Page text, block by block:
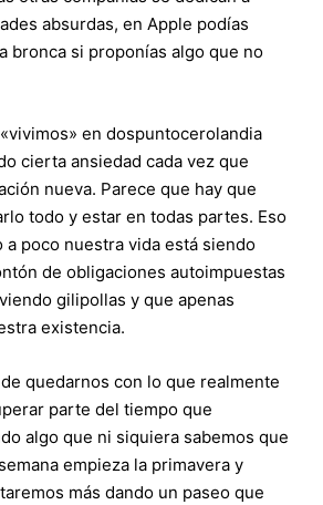
absurdas, en Apple podías
bronca si proponías algo que no
en dospuntocerolandia
cierta ansiedad cada vez que
nueva. Parece que hay que
todo y estar en todas partes. Eso
a poco nuestra vida está siendo
de obligaciones autoimpuestas
gilipollas y que apenas
existencia.
quedarnos con lo que realmente
parte del tiempo que
algo que ni siquiera sabemos que
empieza la primavera y
más dando un paseo que